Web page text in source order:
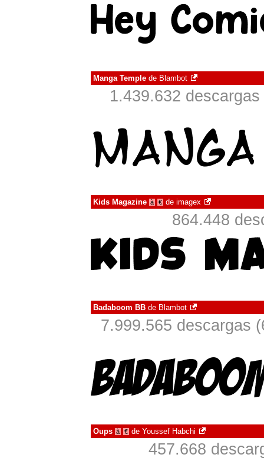
Manga Temple de Blambot
1.439.632
Kids Magazine à € de imagex
864.448
Badaboom BB de Blambot
7.999.565 descargas
Oups à € de Youssef Habchi
457.668